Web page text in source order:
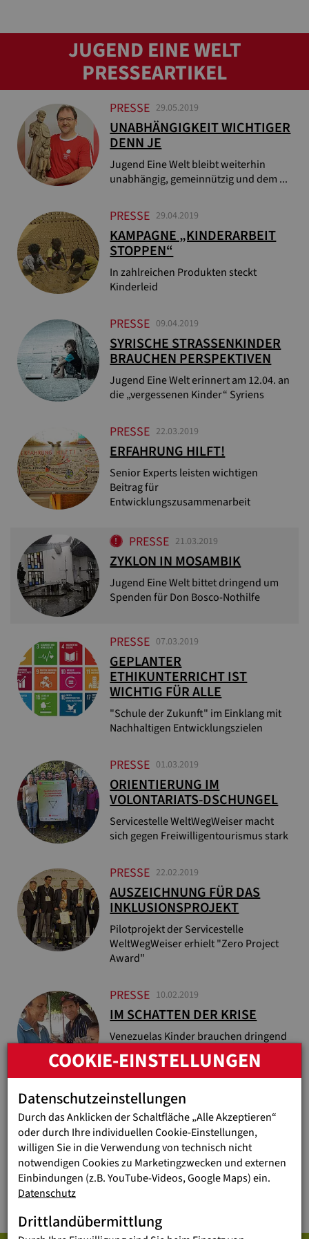
JUGEND EINE WELT
PRESSEARTIKEL
PRESSE 29.05.2019
UNABHÄNGIGKEIT WICHTIGER
DENN JE
Jugend Eine Welt bleibt weiterhin
unabhängig, gemeinnützig und dem ...
PRESSE 29.04.2019
KAMPAGNE „KINDERARBEIT
STOPPEN“
In zahlreichen Produkten steckt
Kinderleid
PRESSE 09.04.2019
SYRISCHE STRASSENKINDER B
RAUCHEN PERSPEKTIVEN
Jugend Eine Welt erinnert am 12.04. an
die „vergessenen Kinder“ Syriens
PRESSE 22.03.2019
ERFAHRUNG HILFT!
Senior Experts leisten wichtigen
Beitrag für
Entwicklungszusammenarbeit
PRESSE 21.03.2019
ZYKLON IN MOSAMBIK
Jugend Eine Welt bittet dringend um
Spenden für Don Bosco-Nothilfe
PRESSE 07.03.2019
GEPLANTER
ETHIKUNTERRICHT IST
WICHTIG FÜR ALLE
"Schule der Zukunft" im Einklang mit
Nachhaltigen Entwicklungszielen
PRESSE 01.03.2019
ORIENTIERUNG IM
VOLONTARIATS-DSCHUNGEL
Servicestelle WeltWegWeiser macht
sich gegen Freiwilligentourismus stark
PRESSE 22.02.2019
AUSZEICHNUNG FÜR DAS
INKLUSIONSPROJEKT
Pilotprojekt der Servicestelle
WeltWegWeiser erhielt "Zero Project
Award"
PRESSE 10.02.2019
IM SCHATTEN DER KRISE
Venezuelas Kinder brauchen dringend
Hilfe
PRESSE 31.01.2019
31.1. DON BOSCO-TAG
Salesianer starten weltweite Allianz für
Umweltschutz
COOKIE-EINSTELLUNGEN
Datenschutzeinstellungen
Durch das Anklicken der Schaltfläche „Alle Akzeptieren“
oder durch Ihre individuellen Cookie-Einstellungen,
willigen Sie in die Verwendung von technisch nicht
notwendigen Cookies zu Marketingzwecken und externen
Einbindungen (z.B. YouTube-Videos, Google Maps) ein.
Datenschutz
Drittlandübermittlung